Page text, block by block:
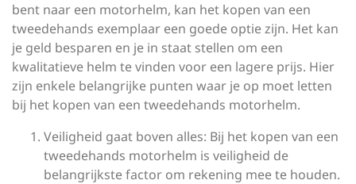
bent naar een motorhelm, kan het kopen van een
tweedehands exemplaar een goede optie zijn. Het kan
je geld besparen en je in staat stellen om een
kwalitatieve helm te vinden voor een lagere prijs. Hier
zijn enkele belangrijke punten waar je op moet letten
bij het kopen van een tweedehands motorhelm.
Veiligheid gaat boven alles: Bij het kopen van een
tweedehands motorhelm is veiligheid de
belangrijkste factor om rekening mee te houden.